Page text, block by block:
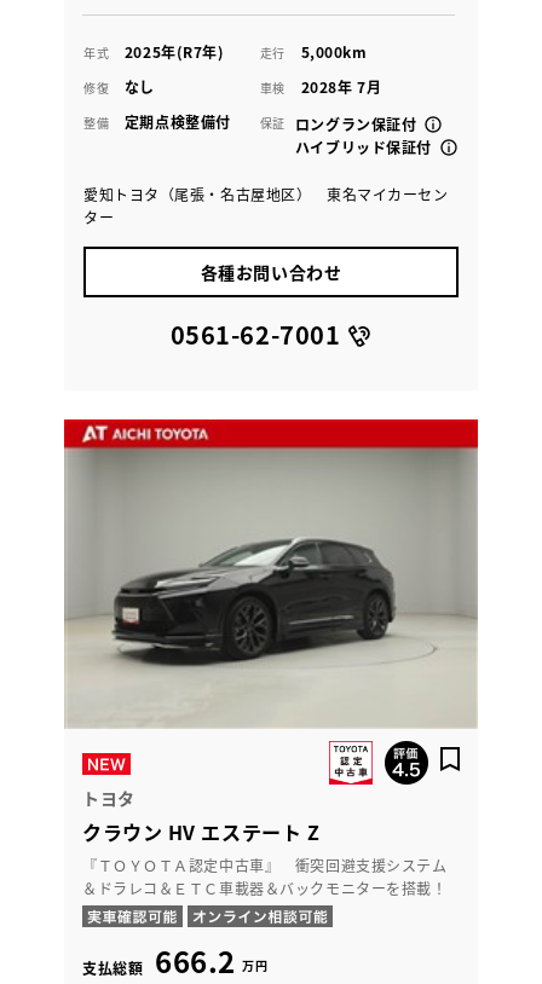
年式 2025年(R7年) 走行 5,000km
修復 なし 車検 2028年 7月
整備 定期点検整備付 保証
ロングラン保証付
ハイブリッド保証付
愛知トヨタ（尾張・名古屋地区） 東名マイカーセン
ター
各種お問い合わせ
0561-62-7001
トヨタ
クラウン HV エステート Z
『ＴＯＹＯＴＡ認定中古車』 衝突回避支援システム
＆ドラレコ＆ＥＴＣ車載器＆バックモニターを搭載！
支払総額 666.2 万円